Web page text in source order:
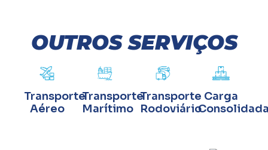
OUTROS SERVIÇOS
Transporte
Aéreo
Transporte
Marítimo
Transporte
Rodoviário
Carga